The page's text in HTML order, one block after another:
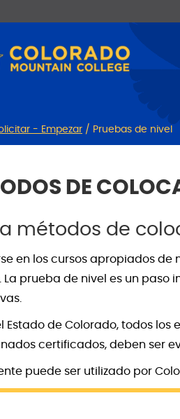
- Empezar / Pruebas de nivel
DE
métodos de
en los cursos apropiados
La prueba de nivel es un paso
Estado de Colorado, todos
certificados, deben ser
puede ser utilizado por